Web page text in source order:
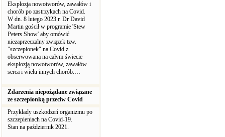
Eksplozja nowotworów, zawałów i
chorób po zastrzykach na Covid.
W dn. 8 lutego 2023 r. Dr David
Martin gościł w programie 'Stew
Peters Show' aby omówić
niezaprzeczalny związek tzw.
"szczepionek" na Covid z
obserwowaną na całym świecie
eksplozją nowotworów, zawałów
serca i wielu innych chorób.…
Zdarzenia niepożądane związane
ze szczepionką przeciw Covid
Przykłady uszkodzeń organizmu po
szczepieniach na Covid-19.
Stan na październik 2021.